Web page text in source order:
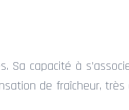
capacité à
de fraîcheur,